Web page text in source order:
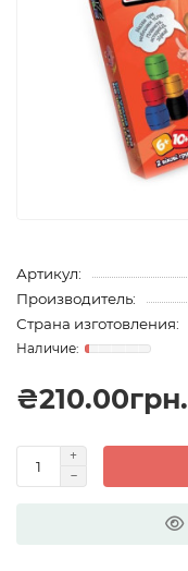
Артикул:
Производитель:
Страна изготовления:
₴210.00грн.